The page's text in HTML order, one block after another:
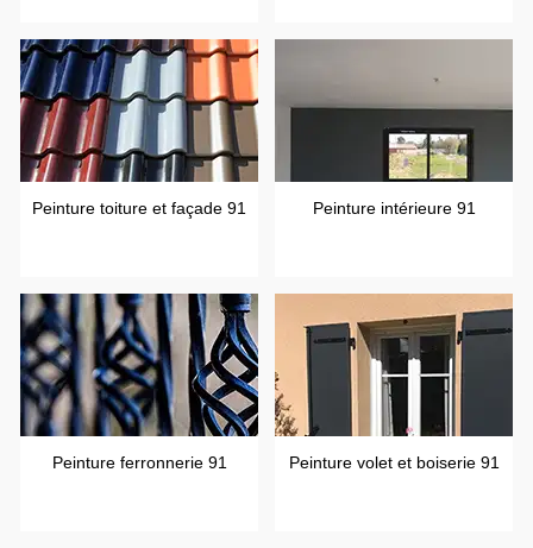
Peinture toiture et façade 91 Peinture intérieure 91
Peinture ferronnerie 91 Peinture volet et boiserie 91